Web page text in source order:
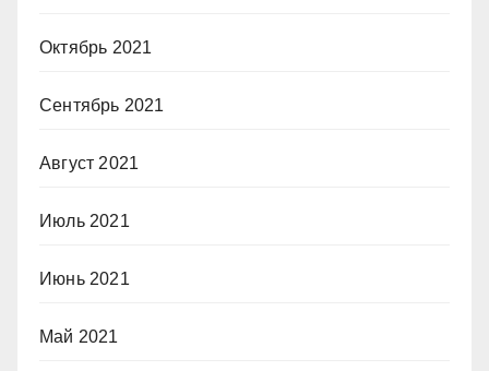
Октябрь 2021
Сентябрь 2021
Август 2021
Июль 2021
Июнь 2021
Май 2021